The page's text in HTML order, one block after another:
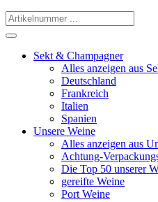
Sekt & Champagner
Alles anzeigen aus
Deutschland
Frankreich
Italien
Spanien
Unsere Weine
Alles anzeigen aus
Achtung-
Die Top 50 unserer
gereifte Weine
Port Weine